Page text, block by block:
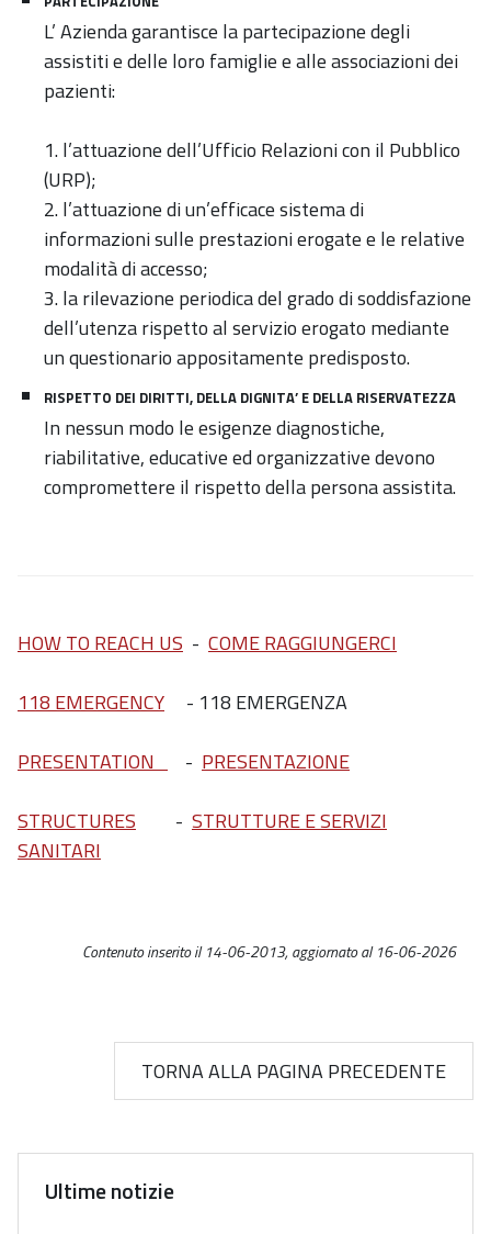
L’ Azienda garantisce la partecipazione degli
assistiti e delle loro famiglie e alle associazioni dei
pazienti:
1. l’attuazione dell’Ufficio Relazioni con il Pubblico
(URP);
2. l’attuazione di un’efficace sistema di
informazioni sulle prestazioni erogate e le relative
modalità di accesso;
3. la rilevazione periodica del grado di soddisfazione
dell’utenza rispetto al servizio erogato mediante
un questionario appositamente predisposto.
RISPETTO DEI DIRITTI, DELLA DIGNITA’ E DELLA RISERVATEZZA
In nessun modo le esigenze diagnostiche,
riabilitative, educative ed organizzative devono
compromettere il rispetto della persona assistita.
HOW TO REACH US - COME RAGGIUNGERCI
118 EMERGENCY - 118 EMERGENZA
PRESENTATION
- PRESENTAZIONE
STRUCTURES - STRUTTURE E SERVIZI
SANITARI
Contenuto inserito il 14-06-2013, aggiornato al 16-06-2026
TORNA ALLA PAGINA PRECEDENTE
Ultime notizie